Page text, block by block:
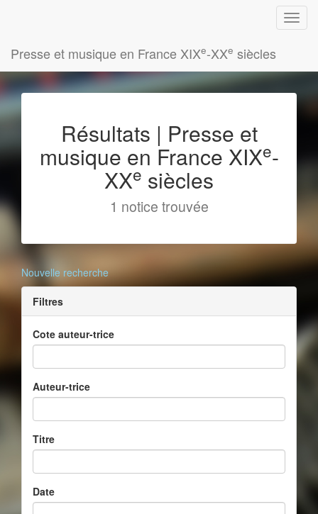
Presse et musique en France XIXe-XXe siècles
Résultats | Presse et
musique en France XIXe-
XXe siècles
1 notice trouvée
Nouvelle recherche
Filtres
Cote auteur-trice
Auteur-trice
Titre
Date